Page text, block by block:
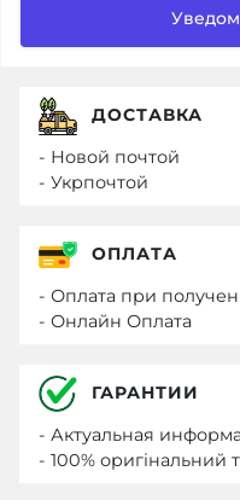
ДОСТАВКА
- Новой почтой
- Укрпочтой
ОПЛАТА
- Оплата при
- Онлайн Оплата
ГАРАНТИИ
- Актуальная
- 100% оригінальний